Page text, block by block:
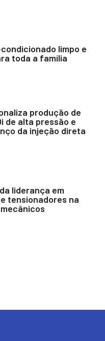
limpo e
toda a família
produção de
de alta pressão e
da injeção direta
liderança em
tensionadores na